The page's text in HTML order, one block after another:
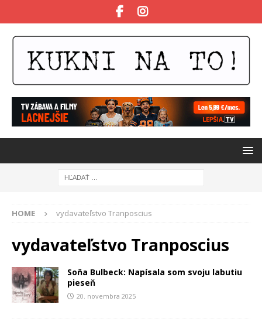
HOME vydavateľstvo Tranposcius
vydavateľstvo Tranposcius
Soňa Bulbeck: Napísala som svoju labutiu
pieseň
20. novembra 2025